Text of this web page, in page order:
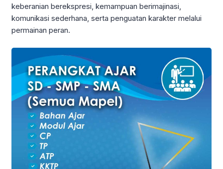
keberanian berekspresi, kemampuan berimajinasi,
komunikasi sederhana, serta penguatan karakter melalui
permainan peran.